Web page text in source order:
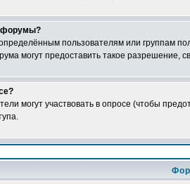
форумы?
пользователям или группам
могут предоставить такое разрешение,
могут участвовать в опросе (чтобы